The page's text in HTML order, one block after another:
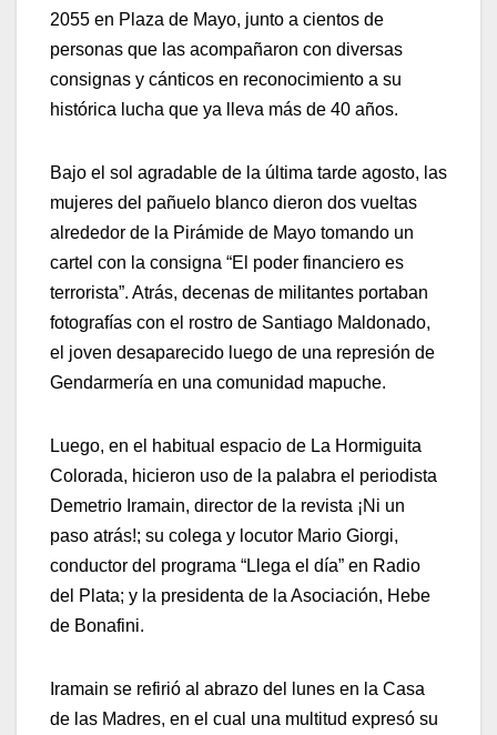
2055 en Plaza de Mayo, junto a cientos de
personas que las acompañaron con diversas
consignas y cánticos en reconocimiento a su
histórica lucha que ya lleva más de 40 años.
Bajo el sol agradable de la última tarde agosto, las
mujeres del pañuelo blanco dieron dos vueltas
alrededor de la Pirámide de Mayo tomando un
cartel con la consigna “El poder financiero es
terrorista”. Atrás, decenas de militantes portaban
fotografías con el rostro de Santiago Maldonado,
el joven desaparecido luego de una represión de
Gendarmería en una comunidad mapuche.
Luego, en el habitual espacio de La Hormiguita
Colorada, hicieron uso de la palabra el periodista
Demetrio Iramain, director de la revista ¡Ni un
paso atrás!; su colega y locutor Mario Giorgi,
conductor del programa “Llega el día” en Radio
del Plata; y la presidenta de la Asociación, Hebe
de Bonafini.
Iramain se refirió al abrazo del lunes en la Casa
de las Madres, en el cual una multitud expresó su